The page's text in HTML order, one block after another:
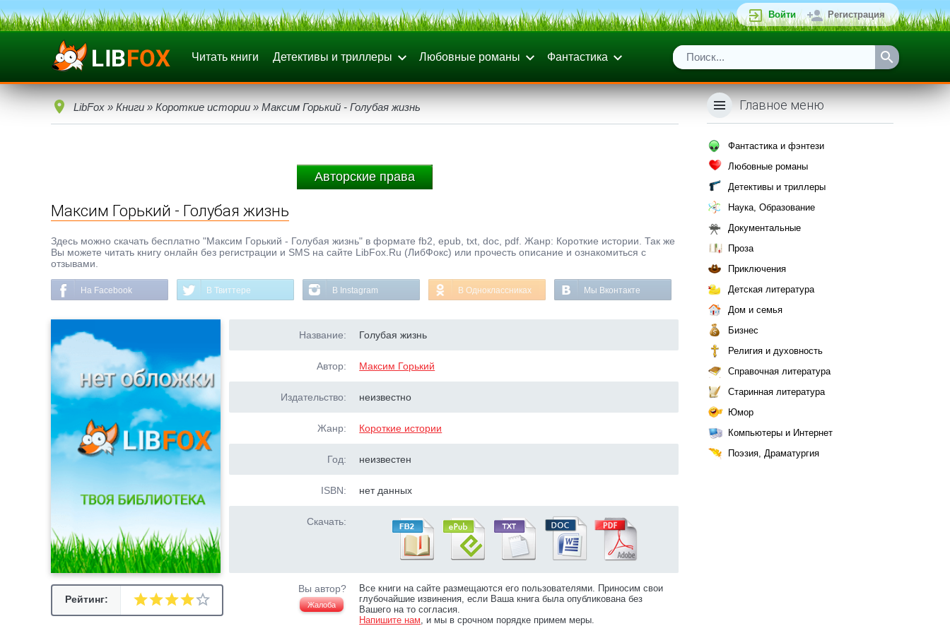
Войти Регистрация
Читать книги Детективы и триллеры Любовные романы Фантастика
LibFox » Книги » Короткие истории » Максим Горький - Голубая жизнь
Авторские права
Максим Горький - Голубая жизнь
Здесь можно скачать бесплатно "Максим Горький - Голубая жизнь" в формате fb2, epub, txt, doc, pdf. Жанр: Короткие истории. Так же
Вы можете читать книгу онлайн без регистрации и SMS на сайте LibFox.Ru (ЛибФокс) или прочесть описание и ознакомиться с
отзывами.
На Facebook В Твиттере В Instagram В Одноклассниках Мы Вконтакте
Рейтинг:
Название: Голубая жизнь
Автор: Максим Горький
Издательство: неизвестно
Жанр: Короткие истории
Год: неизвестен
ISBN: нет данных
Скачать:
Вы автор?
Жалоба
Все книги на сайте размещаются его пользователями. Приносим свои
глубочайшие извинения, если Ваша книга была опубликована без
Вашего на то согласия.
Напишите нам, и мы в срочном порядке примем меры.
Главное меню
Фантастика и фэнтези
Любовные романы
Детективы и триллеры
Наука, Образование
Документальные
Проза
Приключения
Детская литература
Дом и семья
Бизнес
Религия и духовность
Справочная литература
Старинная литература
Юмор
Компьютеры и Интернет
Поэзия, Драматургия